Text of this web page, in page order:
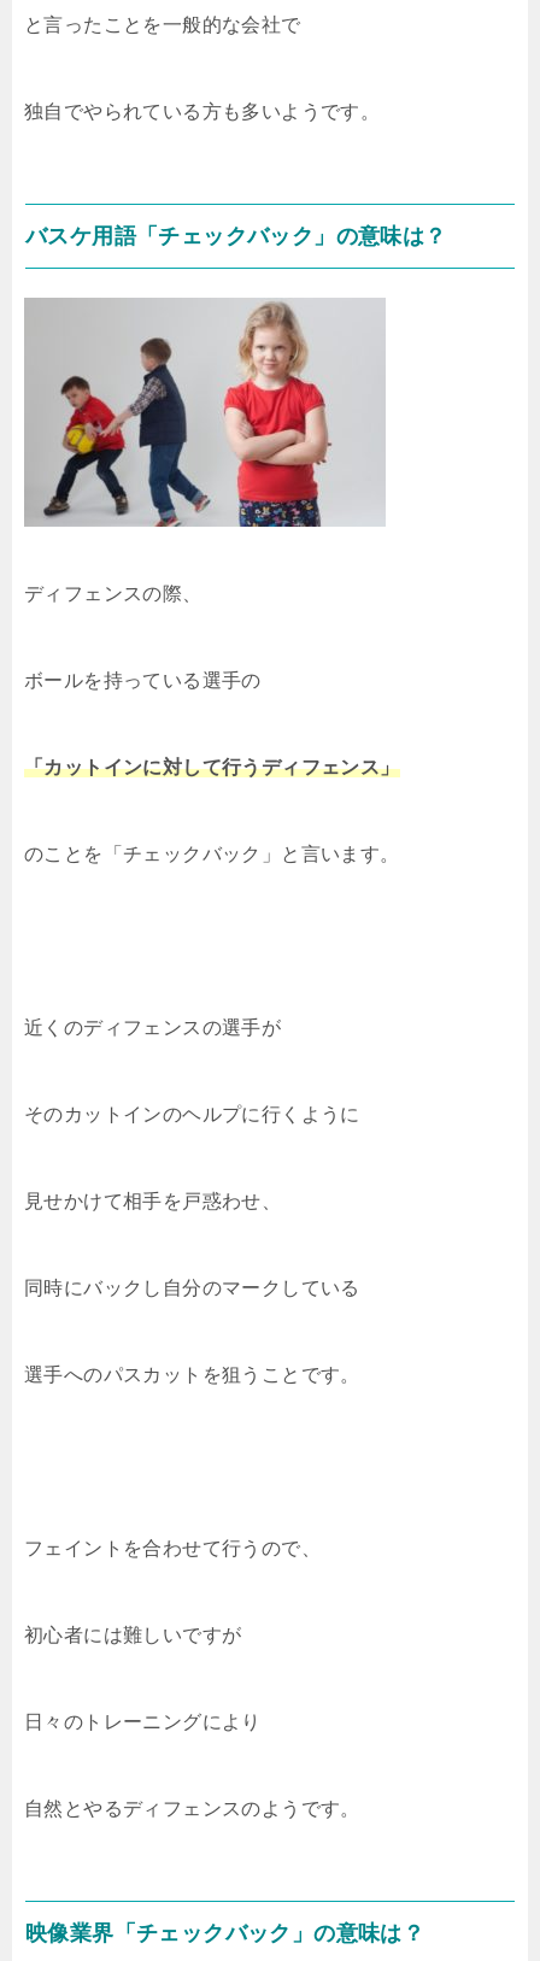
と言ったことを一般的な会社で
独自でやられている方も多いようです。
バスケ用語「チェックバック」の意味は？
ディフェンスの際、
ボールを持っている選手の
「カットインに対して行うディフェンス」
のことを「チェックバック」と言います。
近くのディフェンスの選手が
そのカットインのヘルプに行くように
見せかけて相手を戸惑わせ、
同時にバックし自分のマークしている
選手へのパスカットを狙うことです。
フェイントを合わせて行うので、
初心者には難しいですが
日々のトレーニングにより
自然とやるディフェンスのようです。
映像業界「チェックバック」の意味は？